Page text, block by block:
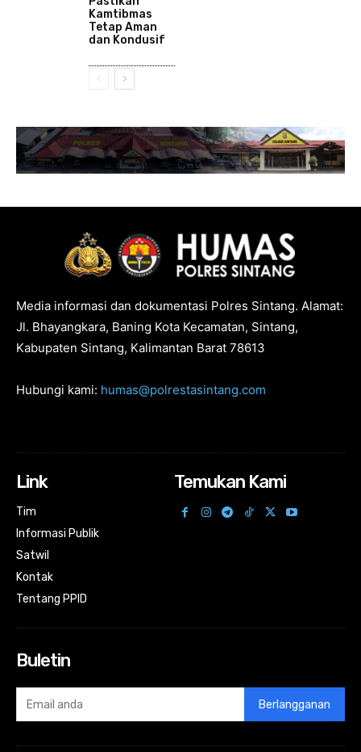
Kamtibmas
Tetap Aman
dan Kondusif
Media informasi dan dokumentasi Polres Sintang. Alamat:
Jl. Bhayangkara, Baning Kota Kecamatan, Sintang,
Kabupaten Sintang, Kalimantan Barat 78613
Hubungi kami: humas@polrestasintang.com
Link
Tim
Informasi Publik
Satwil
Kontak
Tentang PPID
Temukan Kami
Buletin
Berlangganan